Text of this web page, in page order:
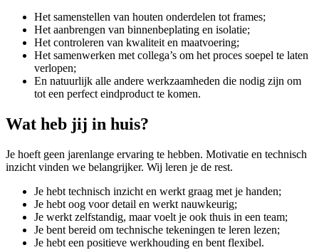
Het samenstellen van houten onderdelen tot frames;
Het aanbrengen van binnenbeplating en isolatie;
Het controleren van kwaliteit en maatvoering;
Het samenwerken met collega’s om het proces soepel te laten
verlopen;
En natuurlijk alle andere werkzaamheden die nodig zijn om
tot een perfect eindproduct te komen.
Wat heb jij in huis?
Je hoeft geen jarenlange ervaring te hebben. Motivatie en technisch
inzicht vinden we belangrijker. Wij leren je de rest.
Je hebt technisch inzicht en werkt graag met je handen;
Je hebt oog voor detail en werkt nauwkeurig;
Je werkt zelfstandig, maar voelt je ook thuis in een team;
Je bent bereid om technische tekeningen te leren lezen;
Je hebt een positieve werkhouding en bent flexibel.